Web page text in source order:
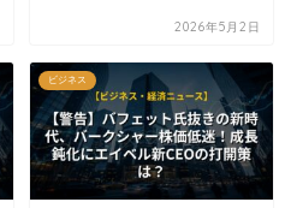
2026年5月2日
ビジネス